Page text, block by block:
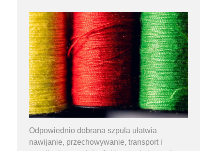
Odpowiednio dobrana szpula ułatwia
nawijanie, przechowywanie, transport i